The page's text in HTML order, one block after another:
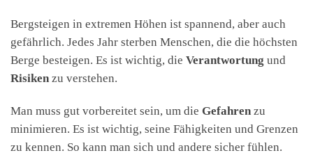
Bergsteigen in extremen Höhen ist spannend, aber auch
gefährlich. Jedes Jahr sterben Menschen, die die höchsten
Berge besteigen. Es ist wichtig, die Verantwortung und
Risiken zu verstehen.
Man muss gut vorbereitet sein, um die Gefahren zu
minimieren. Es ist wichtig, seine Fähigkeiten und Grenzen
zu kennen. So kann man sich und andere sicher fühlen.